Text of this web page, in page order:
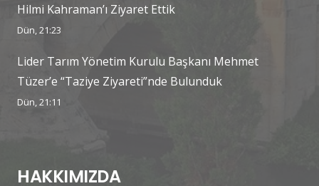
Hilmi Kahraman’ı Ziyaret Ettik
Dün, 21:23
Lider Tarım Yönetim Kurulu Başkanı Mehmet
Tüzer’e “Taziye Ziyareti”nde Bulunduk
Dün, 21:11
HAKKIMIZDA